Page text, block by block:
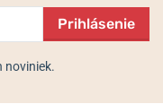
Prihlásenie
noviniek.